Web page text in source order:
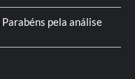
Parabéns pela análise